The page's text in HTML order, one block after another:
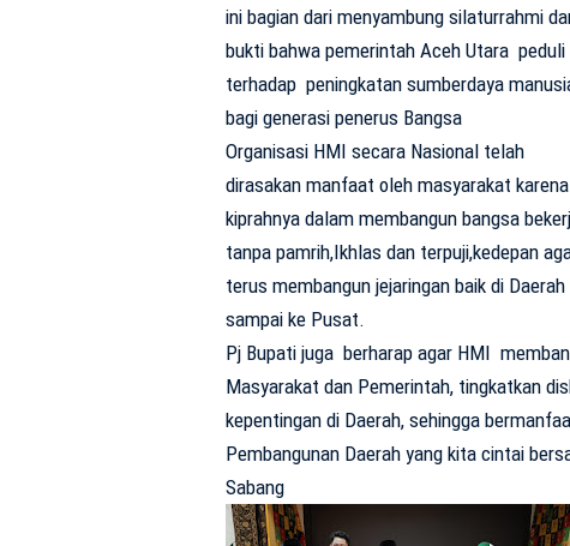
ini bagian dari menyambung silaturrahmi
bukti bahwa pemerintah Aceh Utara peduli
terhadap peningkatan sumberdaya
bagi generasi penerus Bangsa
Organisasi HMI secara Nasional telah
dirasakan manfaat oleh masyarakat karena
kiprahnya dalam membangun bangsa
tanpa pamrih,Ikhlas dan terpuji,kedepan
terus membangun jejaringan baik di Daerah
sampai ke Pusat.
Pj Bupati juga berharap agar HMI
Masyarakat dan Pemerintah, tingkatkan
kepentingan di Daerah, sehingga
Pembangunan Daerah yang kita cintai
Sabang